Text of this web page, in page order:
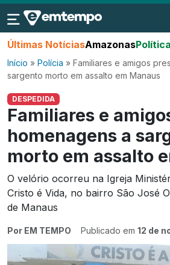
Últimas NotíciasAmazonasPolítica
Início » Polícia » Familiares e amigos
sargento morto em assalto em Manaus
DESPEDIDA
Familiares e
homenagens a
morto em assalto
O velório ocorreu na Igreja
Cristo é Vida, no bairro São José
de Manaus
Por EM TEMPO Publicado em 12 de